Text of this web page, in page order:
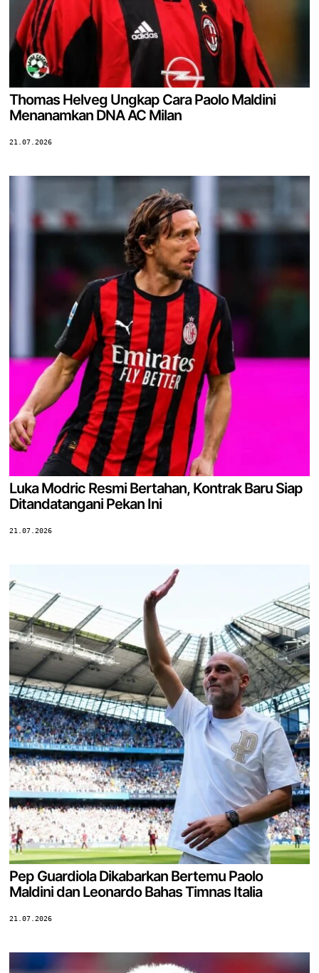
Thomas Helveg Ungkap Cara Paolo Maldini
Menanamkan DNA AC Milan
21.07.2026
Luka Modric Resmi Bertahan, Kontrak Baru Siap
Ditandatangani Pekan Ini
21.07.2026
Pep Guardiola Dikabarkan Bertemu Paolo
Maldini dan Leonardo Bahas Timnas Italia
21.07.2026